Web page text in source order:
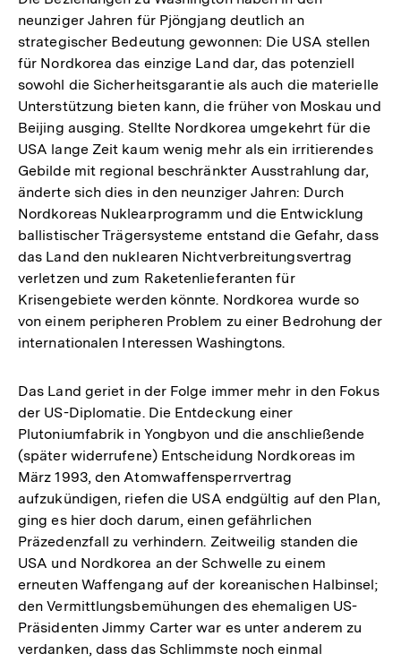
neunziger Jahren für Pjöngjang deutlich an
strategischer Bedeutung gewonnen: Die USA stellen
für Nordkorea das einzige Land dar, das potenziell
sowohl die Sicherheitsgarantie als auch die materielle
Unterstützung bieten kann, die früher von Moskau und
Beijing ausging. Stellte Nordkorea umgekehrt für die
USA lange Zeit kaum wenig mehr als ein irritierendes
Gebilde mit regional beschränkter Ausstrahlung dar,
änderte sich dies in den neunziger Jahren: Durch
Nordkoreas Nuklearprogramm und die Entwicklung
ballistischer Trägersysteme entstand die Gefahr, dass
das Land den nuklearen Nichtverbreitungsvertrag
verletzen und zum Raketenlieferanten für
Krisengebiete werden könnte. Nordkorea wurde so
von einem peripheren Problem zu einer Bedrohung der
internationalen Interessen Washingtons.
Das Land geriet in der Folge immer mehr in den Fokus
der US-Diplomatie. Die Entdeckung einer
Plutoniumfabrik in Yongbyon und die anschließende
(später widerrufene) Entscheidung Nordkoreas im
März 1993, den Atomwaffensperrvertrag
aufzukündigen, riefen die USA endgültig auf den Plan,
ging es hier doch darum, einen gefährlichen
Präzedenzfall zu verhindern. Zeitweilig standen die
USA und Nordkorea an der Schwelle zu einem
erneuten Waffengang auf der koreanischen Halbinsel;
den Vermittlungsbemühungen des ehemaligen US-
Präsidenten Jimmy Carter war es unter anderem zu
verdanken, dass das Schlimmste noch einmal